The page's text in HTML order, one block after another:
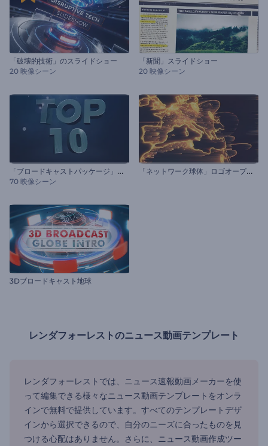
「破壊的技術」のスライドショー
20 映像シーン
「新聞」スライドショー
20 映像シーン
「
ブロードキャストパッケージ」トップ10
70 映像シーン
「
ネットワーク球体」ロゴオープニング
3Dブロードキャスト地球
レンダフォーレストのニュース動画テンプレート
レンダフォーレストでは、ニュース速報動画メーカーを使
って編集できる様々なニュース動画テンプレートをオンラ
インで無料で提供しています。すべてのテンプレートデザ
インから選択できるので、自分のニーズに合ったものを見
つける心配はありません。さらに、ニュース動画作成ツー